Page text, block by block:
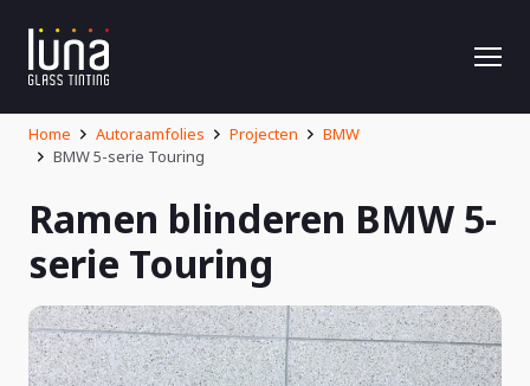
Home Autoraamfolies Projecten
BMW
BMW 5-serie Touring
Ramen blinderen BMW 5-
serie Touring